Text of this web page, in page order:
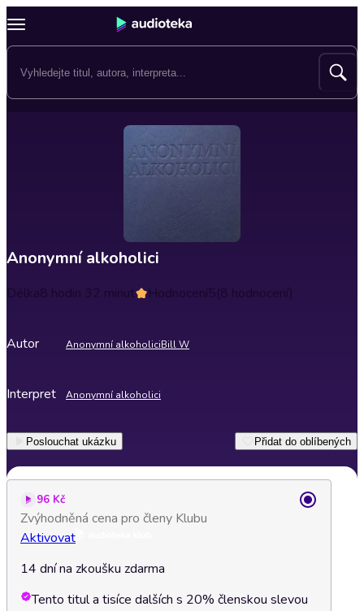
Anonymní alkoholici
Délka8 hodin 32 minut Hodnocení5(8 hodnocení)
Autor Anonymní alkoholiciBill W
Interpret Anonymní alkoholici
Poslouchat ukázku Přidat do oblíbených
96 Kč
Zvýhodněná cena pro členy Klubu
Aktivovat
14 dní na zkoušku zdarma
Tento titul a tisíce dalších s 20% členskou slevou